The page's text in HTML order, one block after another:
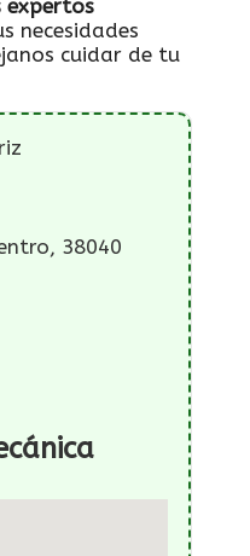
expertos
necesidades
cuidar de tu
38040